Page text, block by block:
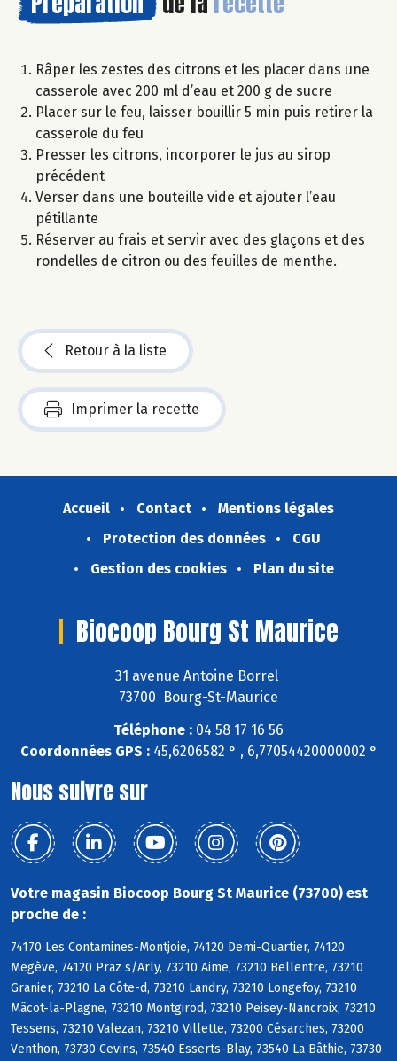
Râper les zestes des citrons et les placer dans une
casserole avec 200 ml d’eau et 200 g de sucre
Placer sur le feu, laisser bouillir 5 min puis retirer la
casserole du feu
Presser les citrons, incorporer le jus au sirop
précédent
Verser dans une bouteille vide et ajouter l’eau
pétillante
Réserver au frais et servir avec des glaçons et des
rondelles de citron ou des feuilles de menthe.
Retour à la liste
Imprimer la recette
Accueil Contact
Mentions légales
Protection des données
CGU
Gestion des cookies
Plan du site
Biocoop Bourg St Maurice
31 avenue Antoine Borrel
73700 Bourg-St-Maurice
Téléphone : 04 58 17 16 56
Coordonnées GPS :45,6206582 ° , 6,77054420000002 °
Nous suivre sur
Votre magasin Biocoop Bourg St Maurice (73700) est
proche de :
74170 Les Contamines-Montjoie, 74120 Demi-Quartier, 74120
Megève, 74120 Praz s/Arly, 73210 Aime, 73210 Bellentre, 73210
Granier, 73210 La Côte-d, 73210 Landry, 73210 Longefoy, 73210
Mâcot-la-Plagne, 73210 Montgirod, 73210 Peisey-Nancroix, 73210
Tessens, 73210 Valezan, 73210 Villette, 73200 Césarches, 73200
Venthon, 73730 Cevins, 73540 Esserts-Blay, 73540 La Bâthie, 73730